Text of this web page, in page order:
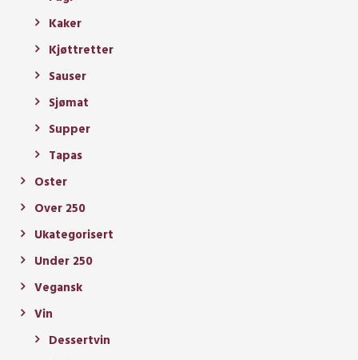
Kaker
Kjøttretter
Sauser
Sjømat
Supper
Tapas
Oster
Over 250
Ukategorisert
Under 250
Vegansk
Vin
Dessertvin